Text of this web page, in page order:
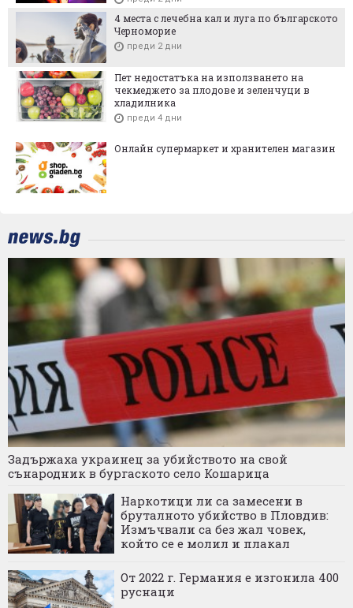
4 места с лечебна кал и луга по българското
Черноморие
преди 2 дни
Пет недостатъка на използването на
чекмеджето за плодове и зеленчуци в
хладилника
преди 4 дни
Онлайн супермаркет и хранителен магазин
Задържаха украинец за убийството на свой
сънародник в бургаското село Кошарица
Наркотици ли са замесени в
бруталното убийство в Пловдив:
Измъчвали са без жал човек,
който се е молил и плакал
От 2022 г. Германия е изгонила 400
руснаци